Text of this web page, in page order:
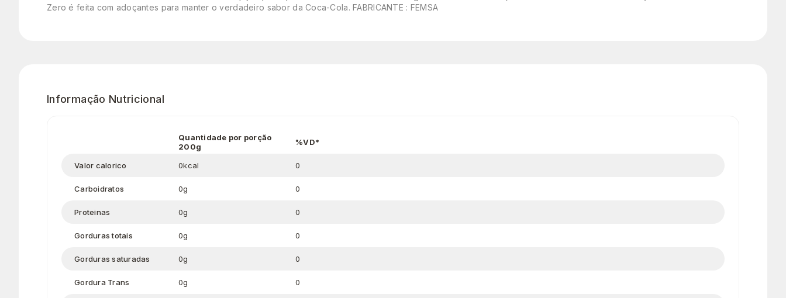
Zero é feita com adoçantes para manter o verdadeiro sabor da Coca-Cola. FABRICANTE : FEMSA
Informação Nutricional
Quantidade por porção
200g
%VD*
Valor calorico 0kcal 0
Carboidratos 0g 0
Proteinas 0g 0
Gorduras totais 0g 0
Gorduras saturadas 0g 0
Gordura Trans 0g 0